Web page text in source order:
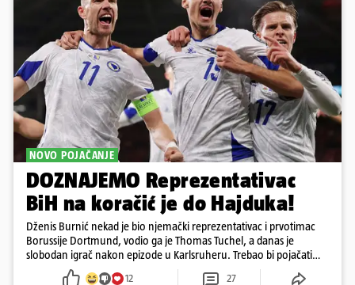
NOVO POJAČANJE
DOZNAJEMO Reprezentativac
BiH na koračić je do Hajduka!
Dženis Burnić nekad je bio njemački reprezentativac i prvotimac
Borussije Dortmund, vodio ga je Thomas Tuchel, a danas je
slobodan igrač nakon epizode u Karlsruheru. Trebao bi pojačati
konkurenciju u veznom redu
12 27